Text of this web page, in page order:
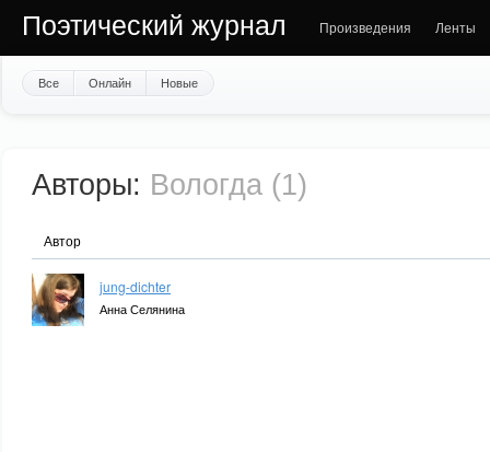
Поэтический журнал Произведения Ленты
Все Онлайн Новые
Авторы: Вологда (1)
Автор
jung-dichter
Анна Селянина